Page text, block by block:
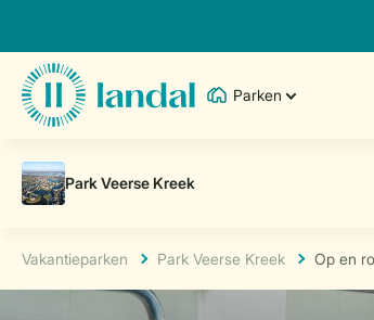
Parken
Vakantieparken Park Veerse Kreek Op en